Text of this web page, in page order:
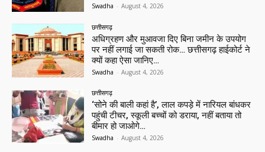
Swadha - August 4, 2026
छत्तीसगढ़
अधिग्रहण और मुआवजा दिए बिना जमीन के उपयोग
पर नहीं लगाई जा सकती रोक… छत्तीसगढ़ हाईकोर्ट ने
क्यों कहा ऐसा जानिए…
Swadha - August 4, 2026
छत्तीसगढ़
‘सोने की बाली कहां है’, लाल कपड़े में नारियल बांधकर
पहुंची टीचर, स्कूली बच्चों को डराया, नहीं बताया तो
बीमार हो जाओगे…
Swadha - August 4, 2026